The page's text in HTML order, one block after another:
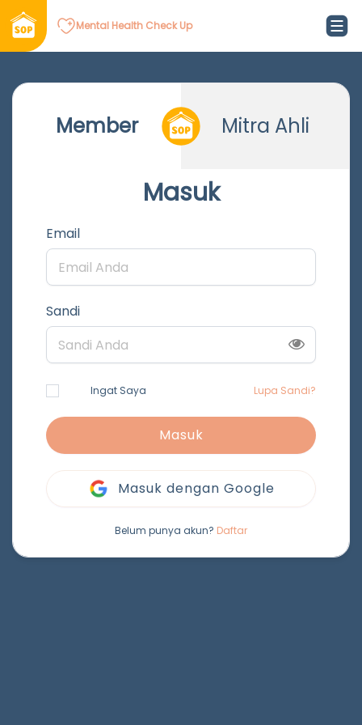
Mental Health Check Up
Member Mitra Ahli
Masuk
Email
Sandi
Ingat Saya Lupa Sandi?
Masuk
Masuk dengan Google
Belum punya akun? Daftar